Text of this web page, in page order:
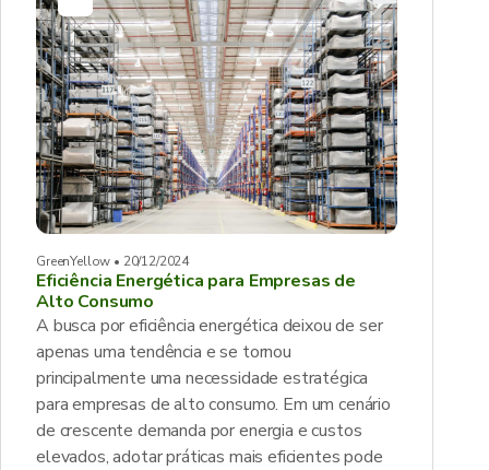
GreenYellow • 20/12/2024
Eficiência Energética para Empresas de
Alto Consumo
A busca por eficiência energética deixou de ser
apenas uma tendência e se tornou
principalmente uma necessidade estratégica
para empresas de alto consumo. Em um cenário
de crescente demanda por energia e custos
elevados, adotar práticas mais eficientes pode